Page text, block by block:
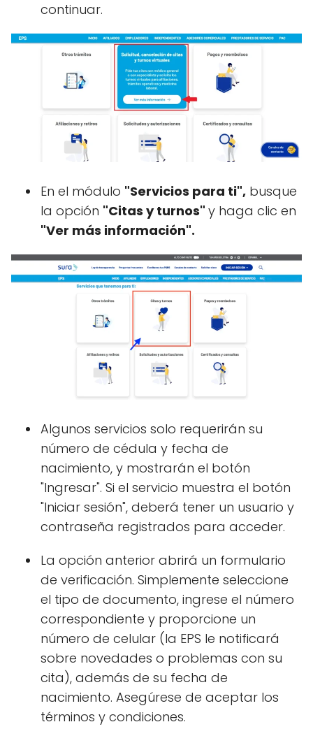
continuar.
En el módulo "Servicios para ti", busque
la opción "Citas y turnos" y haga clic en
"Ver más información".
Algunos servicios solo requerirán su
número de cédula y fecha de
nacimiento, y mostrarán el botón
"Ingresar". Si el servicio muestra el botón
"Iniciar sesión", deberá tener un usuario y
contraseña registrados para acceder.
La opción anterior abrirá un formulario
de verificación. Simplemente seleccione
el tipo de documento, ingrese el número
correspondiente y proporcione un
número de celular (la EPS le notificará
sobre novedades o problemas con su
cita), además de su fecha de
nacimiento. Asegúrese de aceptar los
términos y condiciones.